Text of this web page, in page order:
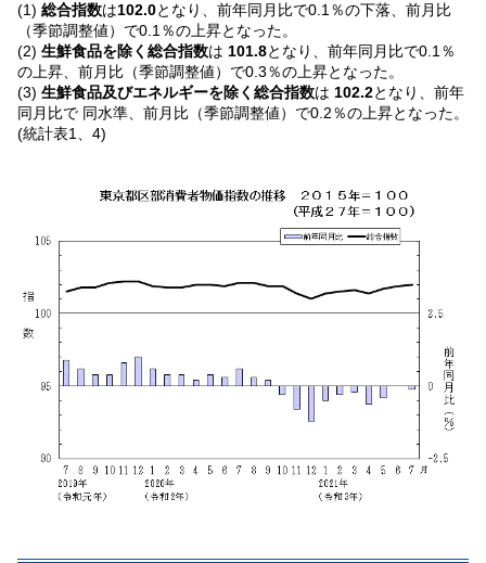
(1) 総合指数は102.0となり、前年同月比で0.1％の下落、前月比
（季節調整値）で0.1％の上昇となった。
(2) 生鮮食品を除く総合指数は 101.8となり、前年同月比で0.1％
の上昇、前月比（季節調整値）で0.3％の上昇となった。
(3) 生鮮食品及びエネルギーを除く総合指数は 102.2となり、前年
同月比で 同水準、前月比（季節調整値）で0.2％の上昇となった。
(統計表1、4)